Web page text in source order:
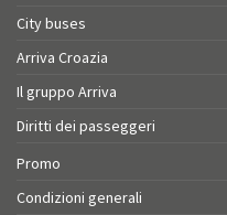
City buses
Arriva Croazia
Il gruppo Arriva
Diritti dei passeggeri
Promo
Condizioni generali